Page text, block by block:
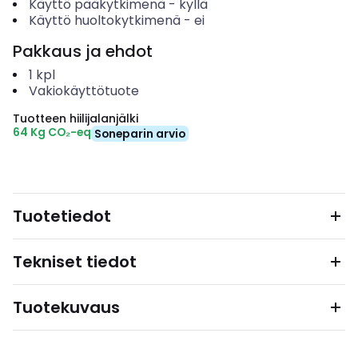
Käyttö pääkytkimenä- kyllä
Käyttö huoltokytkimenä- ei
Pakkaus ja ehdot
1 kpl
Vakiokäyttötuote
Tuotteen hiilijalanjälki
64 Kg CO₂-eq Soneparin arvio
Tuotetiedot
Tekniset tiedot
Tuotekuvaus